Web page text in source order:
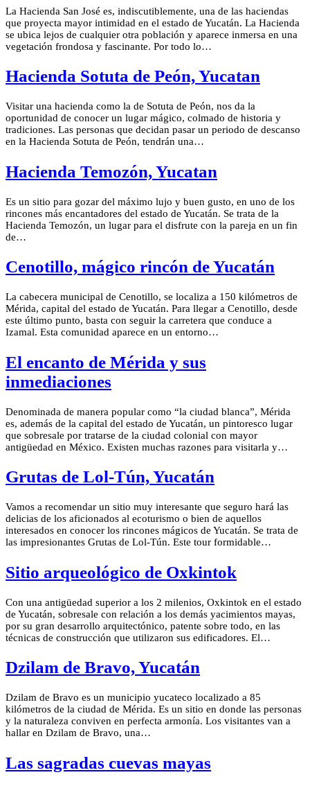
La Hacienda San José es, indiscutiblemente, una de las haciendas
que proyecta mayor intimidad en el estado de Yucatán. La Hacienda
se ubica lejos de cualquier otra población y aparece inmersa en una
vegetación frondosa y fascinante. Por todo lo…
Hacienda Sotuta de Peón, Yucatan
Visitar una hacienda como la de Sotuta de Peón, nos da la
oportunidad de conocer un lugar mágico, colmado de historia y
tradiciones. Las personas que decidan pasar un periodo de descanso
en la Hacienda Sotuta de Peón, tendrán una…
Hacienda Temozón, Yucatan
Es un sitio para gozar del máximo lujo y buen gusto, en uno de los
rincones más encantadores del estado de Yucatán. Se trata de la
Hacienda Temozón, un lugar para el disfrute con la pareja en un fin
de…
Cenotillo, mágico rincón de Yucatán
La cabecera municipal de Cenotillo, se localiza a 150 kilómetros de
Mérida, capital del estado de Yucatán. Para llegar a Cenotillo, desde
este último punto, basta con seguir la carretera que conduce a
Izamal. Esta comunidad aparece en un entorno…
El encanto de Mérida y sus
inmediaciones
Denominada de manera popular como “la ciudad blanca”, Mérida
es, además de la capital del estado de Yucatán, un pintoresco lugar
que sobresale por tratarse de la ciudad colonial con mayor
antigüedad en México. Existen muchas razones para visitarla y…
Grutas de Lol-Tún, Yucatán
Vamos a recomendar un sitio muy interesante que seguro hará las
delicias de los aficionados al ecoturismo o bien de aquellos
interesados en conocer los rincones mágicos de Yucatán. Se trata de
las impresionantes Grutas de Lol-Tún. Este tour formidable…
Sitio arqueológico de Oxkintok
Con una antigüedad superior a los 2 milenios, Oxkintok en el estado
de Yucatán, sobresale con relación a los demás yacimientos mayas,
por su gran desarrollo arquitectónico, patente sobre todo, en las
técnicas de construcción que utilizaron sus edificadores. El…
Dzilam de Bravo, Yucatán
Dzilam de Bravo es un municipio yucateco localizado a 85
kilómetros de la ciudad de Mérida. Es un sitio en donde las personas
y la naturaleza conviven en perfecta armonía. Los visitantes van a
hallar en Dzilam de Bravo, una…
Las sagradas cuevas mayas